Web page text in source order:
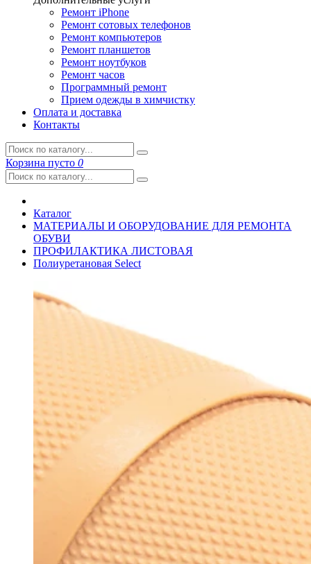
Ремонт iPhone
Ремонт сотовых телефонов
Ремонт компьютеров
Ремонт планшетов
Ремонт ноутбуков
Ремонт часов
Программный ремонт
Прием одежды в химчистку
Оплата и доставка
Контакты
Корзина пусто 0
Каталог
МАТЕРИАЛЫ И ОБОРУДОВАНИЕ ДЛЯ РЕМОНТА
ОБУВИ
ПРОФИЛАКТИКА ЛИСТОВАЯ
Полиуретановая Select